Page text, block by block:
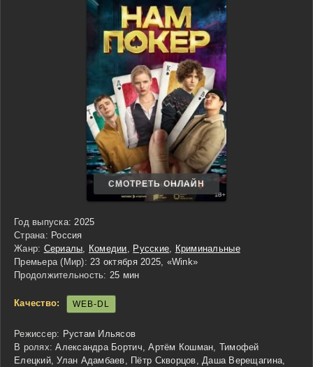
СМОТРЕТЬ ОНЛАЙН
Год выпуска: 2025
Страна: Россия
Жанр: Сериалы Комедии Русские
Криминальные
Премьера (Мир): 23 октября 2025, «Wink»
Продолжительность: 25 мин
Качество: WEB-DL
Режиссер: Рустам Ильясов
В ролях: Александра Бортич, Артём Кошман, Тимофей
Елецкий, Улан Адамбаев, Пётр Скворцов, Даша Верещагина,